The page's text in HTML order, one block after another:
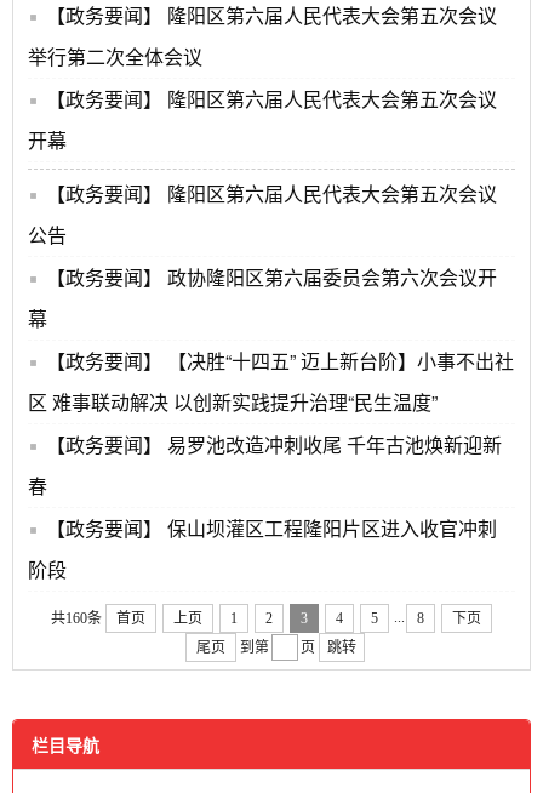
【政务要闻】
隆阳区第六届人民代表大会第五次会议
举行第二次全体会议
【政务要闻】
隆阳区第六届人民代表大会第五次会议
开幕
【政务要闻】
隆阳区第六届人民代表大会第五次会议
公告
【政务要闻】
政协隆阳区第六届委员会第六次会议开
幕
【政务要闻】
【决胜“十四五” 迈上新台阶】小事不出社
区 难事联动解决 以创新实践提升治理“民生温度”
【政务要闻】
易罗池改造冲刺收尾 千年古池焕新迎新
春
【政务要闻】
保山坝灌区工程隆阳片区进入收官冲刺
阶段
共160条 首页 上页 1 2 3 4 5 8
下页
尾页
到第 页 跳转
栏目导航